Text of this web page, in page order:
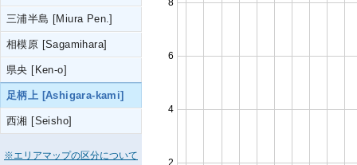
三浦半島 [Miura Pen.]
相模原 [Sagamihara]
県央 [Ken-o]
足柄上 [Ashigara-kami]
西湘 [Seisho]
※エリアマップの区分について